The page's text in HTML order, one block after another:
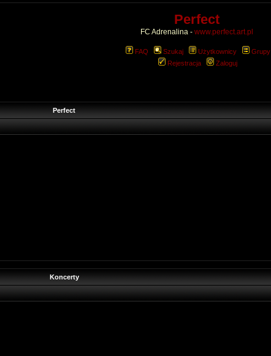
Perfect
FC Adrenalina - www.perfect.art.pl
FAQ Szukaj Użytkownicy
Grupy
Rejestracja
Zaloguj
Perfect
Koncerty